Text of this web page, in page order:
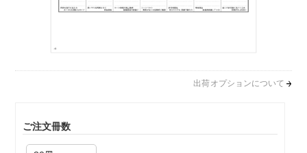
出荷オプションについて
ご注文冊数